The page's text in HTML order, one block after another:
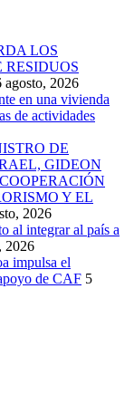
LOS
RESIDUOS
agosto, 2026
en una vivienda
de actividades
DE
GIDEON
Y EL
2026
al integrar al país a
2026
impulsa el
de CAF 5